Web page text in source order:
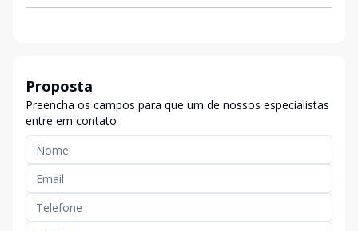
Proposta
Preencha os campos para que um de nossos especialistas
entre em contato